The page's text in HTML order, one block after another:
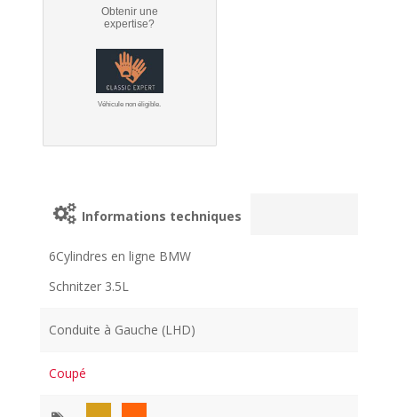
Obtenir une
expertise?
Véhicule non éligible.
Informations techniques
6Cylindres en ligne BMW
Schnitzer 3.5L
Conduite à Gauche (LHD)
Coupé